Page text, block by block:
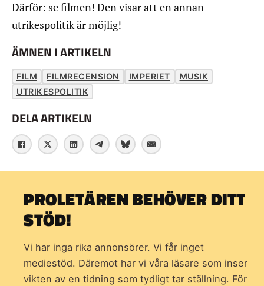
Därför: se filmen! Den visar att en annan
utrikespolitik är möjlig!
ÄMNEN I ARTIKELN
FILM FILMRECENSION IMPERIET
MUSIK
UTRIKESPOLITIK
DELA ARTIKELN
PROLETÄREN BEHÖVER DITT
STÖD!
Vi har inga rika annonsörer. Vi får inget
mediestöd. Däremot har vi våra läsare som inser
vikten av en tidning som tydligt tar ställning. För